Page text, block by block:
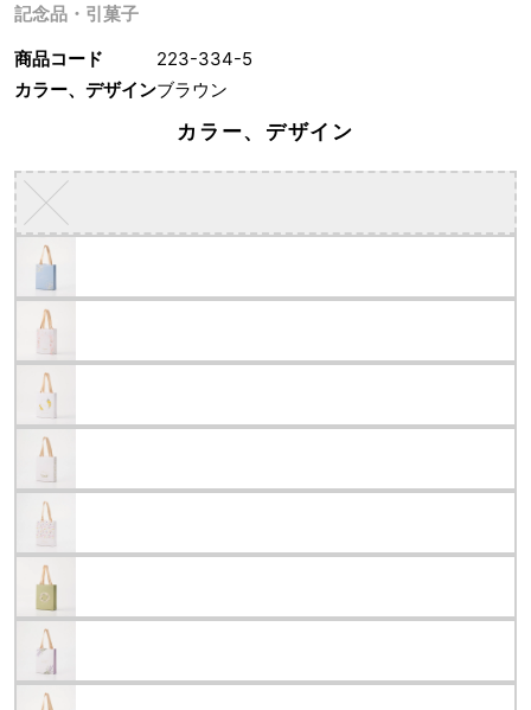
記念品・引菓子
商品コード
223-334-5
カラー、デザインブラウン
カラー、デザイン